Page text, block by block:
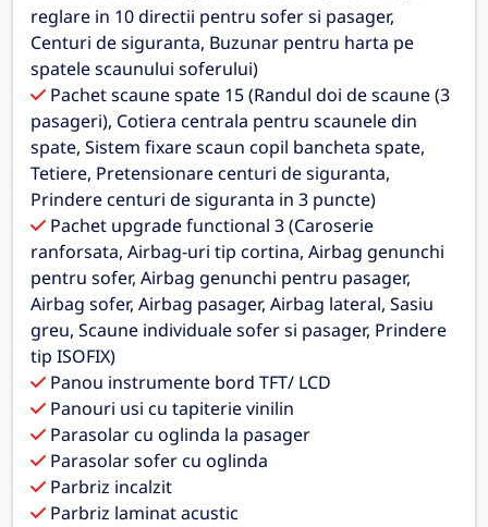
reglare in 10 directii pentru sofer si pasager,
Centuri de siguranta, Buzunar pentru harta pe
spatele scaunului soferului)
Pachet scaune spate 15 (Randul doi de scaune (3
pasageri), Cotiera centrala pentru scaunele din
spate, Sistem fixare scaun copil bancheta spate,
Tetiere, Pretensionare centuri de siguranta,
Prindere centuri de siguranta in 3 puncte)
Pachet upgrade functional 3 (Caroserie
ranforsata, Airbag-uri tip cortina, Airbag genunchi
pentru sofer, Airbag genunchi pentru pasager,
Airbag sofer, Airbag pasager, Airbag lateral, Sasiu
greu, Scaune individuale sofer si pasager, Prindere
tip ISOFIX)
Panou instrumente bord TFT/ LCD
Panouri usi cu tapiterie vinilin
Parasolar cu oglinda la pasager
Parasolar sofer cu oglinda
Parbriz incalzit
Parbriz laminat acustic